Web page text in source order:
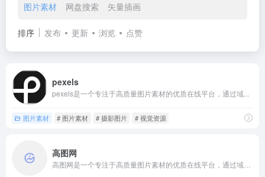
图片素材 网盘搜索 矢量插画
排序 发布 更新 浏览 点赞
pexels
pexels是一个专注于高质量图片素材的优质在线平台，通过域...
图片素材 # 图片素材 # 摄影图片 # 视觉资源
高图网